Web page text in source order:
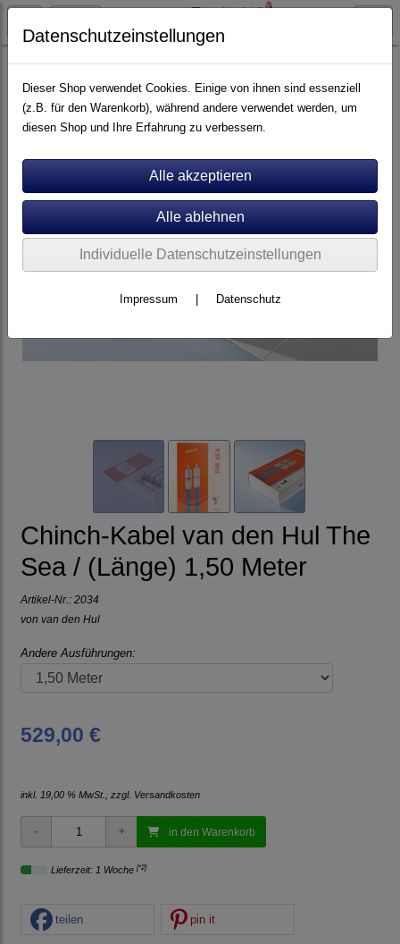
Artikel nach Marken P - Z van den Hul
Chinch-Kabel van den Hul The
Sea / (Länge) 1,50 Meter
Artikel-Nr.: 2034
von van den Hul
Andere Ausführungen:
529,00 €
inkl. 19,00 % MwSt., zzgl. Versandkosten
in den Warenkorb
Lieferzeit: 1 Woche [*2]
teilen pin it
Datenschutzeinstellungen
Dieser Shop verwendet Cookies. Einige von ihnen sind essenziell
(z.B. für den Warenkorb), während andere verwendet werden, um
diesen Shop und Ihre Erfahrung zu verbessern.
Individuelle Datenschutzeinstellungen
Impressum Datenschutz